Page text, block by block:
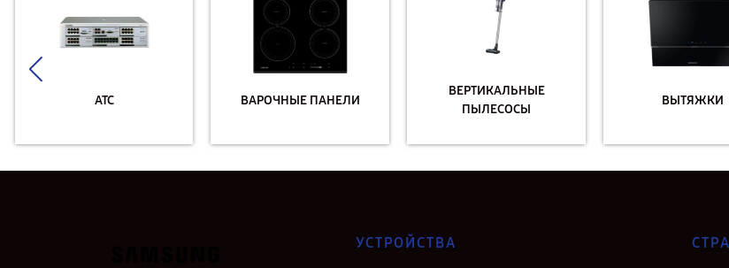
АТС ВАРОЧНЫЕ ПАНЕЛИ
ВЕРТИКАЛЬНЫЕ
ПЫЛЕСОСЫ
ВЫТЯЖКИ
УСТРОЙСТВА